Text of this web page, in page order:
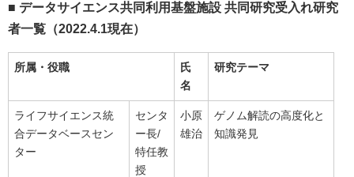
■ データサイエンス共同利用基盤施設 共同研究受入れ研究
者一覧（2022.4.1現在）
所属・役職
氏
名
研究テーマ
ライフサイエンス統
合データベースセン
ター
センタ
ー長/
特任教
授
小原
雄治
ゲノム解読の高度化と
知識発見